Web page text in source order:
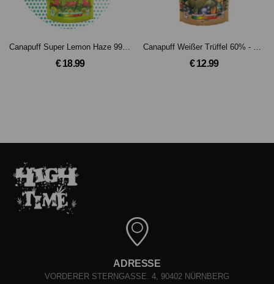
€ 18.99 € 12.99
ADRESSE
VORDERER STERNGASSE. 4, 90402 NÜRNBERG